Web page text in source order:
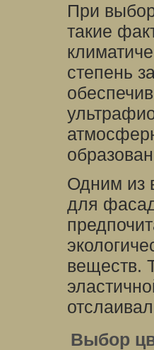
При
такие
степень
Одним из
для
веществ.
Выбор